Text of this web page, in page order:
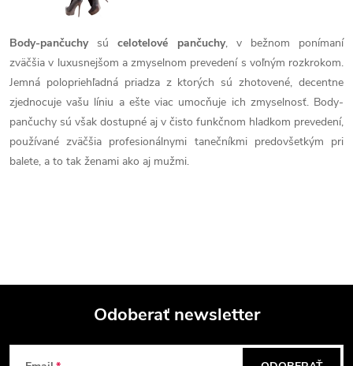
Body-pančuchysúcelotelové pančuchy, v bežnom ponímaní
zväčšia v luxusnejšom a zmyselnom prevedení s voľným rozkrokom.
Jemná polopriehľadná priadza z ktorých sú zhotovené, decentne
zjednocuje vašu líniu a ešte viac umocňuje ich zmyselnosť. Body-
pančuchy sú však dostupné aj v čisto funkčnom hladkom prevedení,
používané zväčšia profesionálnymi tanečníkmi predovšetkým pri
balete, a to tak ženami ako aj mužmi.
Z
Odoberať newsletter